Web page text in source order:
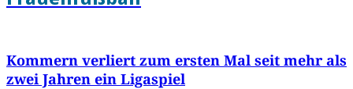
Kommern verliert zum ersten Mal seit mehr als
zwei Jahren ein Ligaspiel